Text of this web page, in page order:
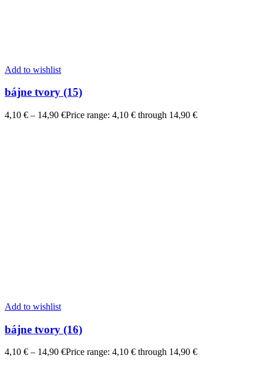
Add to wishlist
bájne tvory (15)
4,10 € – 14,90 €Price range: 4,10 € through 14,90 €
Add to wishlist
bájne tvory (16)
4,10 € – 14,90 €Price range: 4,10 € through 14,90 €